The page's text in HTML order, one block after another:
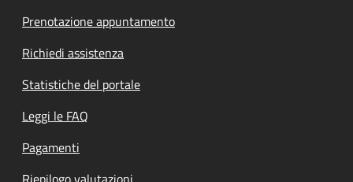
Prenotazione appuntamento
Richiedi assistenza
Statistiche del portale
Leggi le FAQ
Pagamenti